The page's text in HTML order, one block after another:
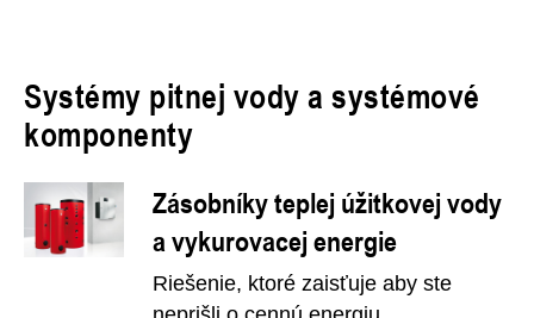
Systémy pitnej vody a systémové
komponenty
Zásobníky teplej úžitkovej vody
a vykurovacej energie
Riešenie, ktoré zaisťuje aby ste